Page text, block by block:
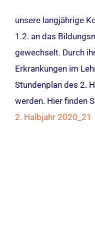
unsere langjährige
1.2. an das
gewechselt. Durch
Erkrankungen im
Stundenplan des 2.
werden. Hier finden
2. Halbjahr 2020_21